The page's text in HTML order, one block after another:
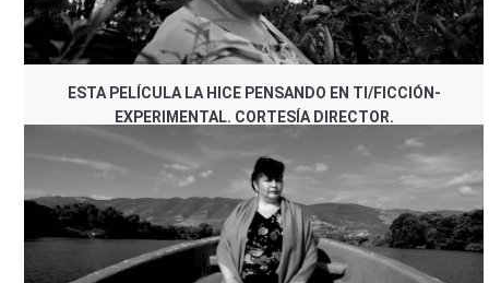
ESTA PELÍCULA LA HICE PENSANDO EN TI/FICCIÓN-
EXPERIMENTAL. CORTESÍA DIRECTOR.